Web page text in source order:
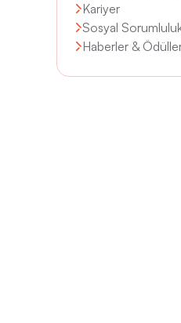
Kariyer
Sosyal
Haberler &